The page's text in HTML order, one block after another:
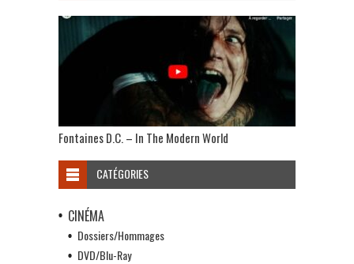
Fontaines D.C. – In The Modern World
CATÉGORIES
CINÉMA
Dossiers/Hommages
DVD/Blu-Ray